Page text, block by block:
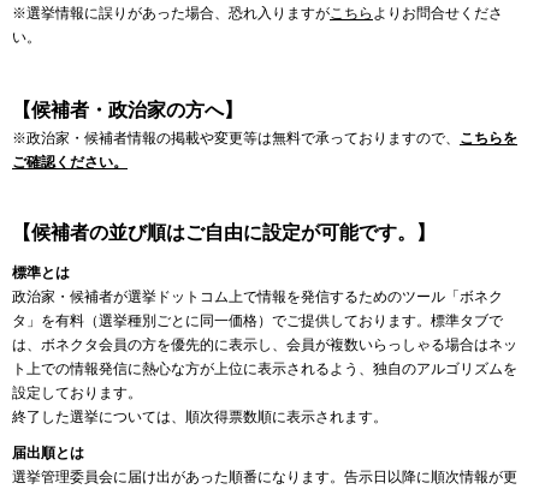
※選挙情報に誤りがあった場合、恐れ入りますがこちら よりお問合せくださ
い。
【候補者・政治家の方へ】
※政治家・候補者情報の掲載や変更等は無料で承っておりますので、 こちらを
ご確認ください。
【候補者の並び順はご自由に設定が可能です。】
標準とは
政治家・候補者が選挙ドットコム上で情報を発信するためのツール「ボネク
タ」を有料（選挙種別ごとに同一価格）でご提供しております。標準タブで
は、ボネクタ会員の方を優先的に表示し、会員が複数いらっしゃる場合はネッ
ト上での情報発信に熱心な方が上位に表示されるよう、独自のアルゴリズムを
設定しております。
終了した選挙については、順次得票数順に表示されます。
届出順とは
選挙管理委員会に届け出があった順番になります。告示日以降に順次情報が更